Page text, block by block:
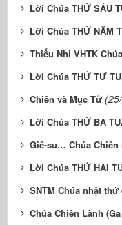
Lời Chúa THỨ SÁU
Lời Chúa THỨ NĂM
Thiếu Nhi VHTK
Lời Chúa THỨ TƯ
Chiên và Mục Tử
Lời Chúa THỨ BA
Giê-su… Chúa Chiên
Lời Chúa THỨ HAI
SNTM Chúa nhật
Chúa Chiên Lành (Ga